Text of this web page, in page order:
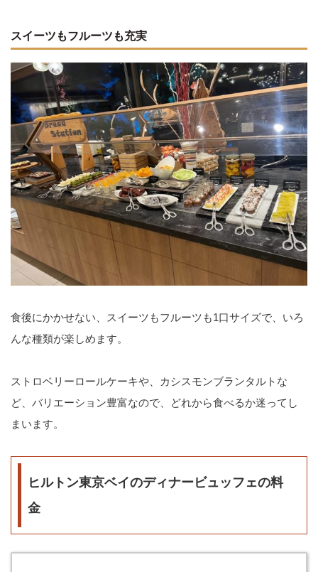
スイーツもフルーツも充実
食後にかかせない、スイーツもフルーツも1口サイズで、いろ
んな種類が楽しめます。
ストロベリーロールケーキや、カシスモンブランタルトな
ど、バリエーション豊富なので、どれから食べるか迷ってし
まいます。
ヒルトン東京ベイのディナービュッフェの料
金